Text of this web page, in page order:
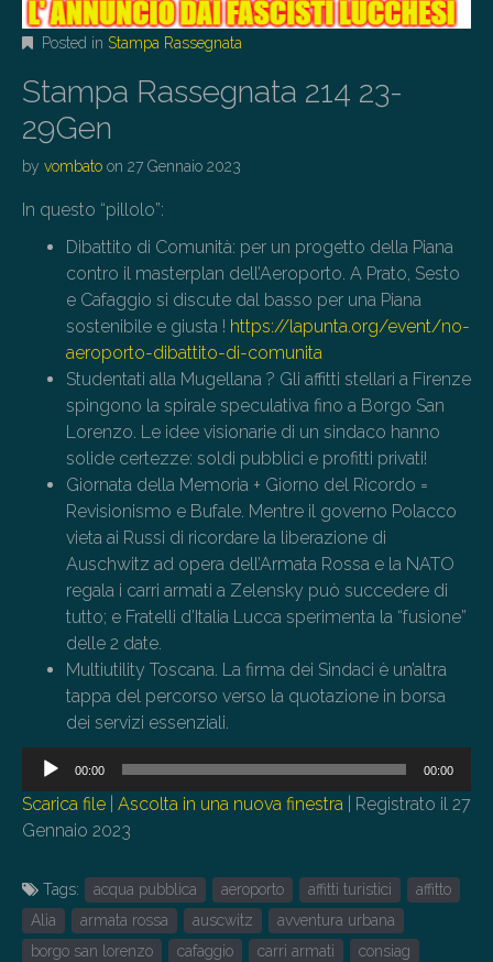
Posted in Stampa Rassegnata
Stampa Rassegnata 214 23-
29Gen
by vombato on 27 Gennaio 2023
In questo “pillolo”:
Dibattito di Comunità: per un progetto della Piana
contro il masterplan dell’Aeroporto. A Prato, Sesto
e Cafaggio si discute dal basso per una Piana
sostenibile e giusta ! https://lapunta.org/event/no-
aeroporto-dibattito-di-comunita
Studentati alla Mugellana ? Gli affitti stellari a Firenze
spingono la spirale speculativa fino a Borgo San
Lorenzo. Le idee visionarie di un sindaco hanno
solide certezze: soldi pubblici e profitti privati!
Giornata della Memoria + Giorno del Ricordo =
Revisionismo e Bufale. Mentre il governo Polacco
vieta ai Russi di ricordare la liberazione di
Auschwitz ad opera dell’Armata Rossa e la NATO
regala i carri armati a Zelensky può succedere di
tutto; e Fratelli d’Italia Lucca sperimenta la “fusione”
delle 2 date.
Multiutility Toscana. La firma dei Sindaci è un’altra
tappa del percorso verso la quotazione in borsa
dei servizi essenziali.
Audio
00:00 00:00
Scarica file Ascolta in una nuova finestra
Registrato il 27
Gennaio 2023
Tags: acqua pubblica aeroporto affitti turistici
affitto
Alia
armata rossa auscwitz
avventura urbana
borgo san lorenzo
cafaggio carri armati
consiag